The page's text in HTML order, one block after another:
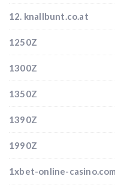
12. knallbunt.co.at
1250Z
1300Z
1350Z
1390Z
1990Z
1xbet-online-casino.com